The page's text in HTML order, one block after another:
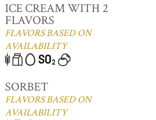
ICE CREAM WITH 2
FLAVORS
FLAVORS BASED ON
AVAILABILITY
SORBET
FLAVORS BASED ON
AVAILABILITY